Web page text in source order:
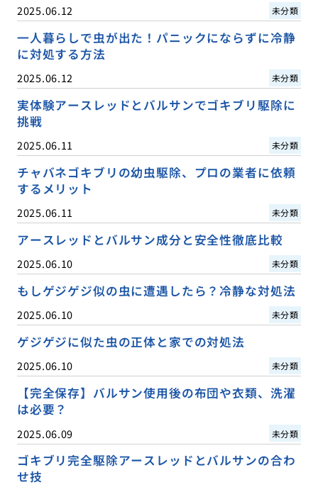
2025.06.12 未分類
一人暮らしで虫が出た！パニックにならずに冷静
に対処する方法
2025.06.12 未分類
実体験アースレッドとバルサンでゴキブリ駆除に
挑戦
2025.06.11 未分類
チャバネゴキブリの幼虫駆除、プロの業者に依頼
するメリット
2025.06.11 未分類
アースレッドとバルサン成分と安全性徹底比較
2025.06.10 未分類
もしゲジゲジ似の虫に遭遇したら？冷静な対処法
2025.06.10 未分類
ゲジゲジに似た虫の正体と家での対処法
2025.06.10 未分類
【完全保存】バルサン使用後の布団や衣類、洗濯
は必要？
2025.06.09 未分類
ゴキブリ完全駆除アースレッドとバルサンの合わ
せ技